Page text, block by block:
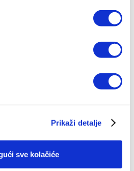
Prikaži detalje
sve kolačiće